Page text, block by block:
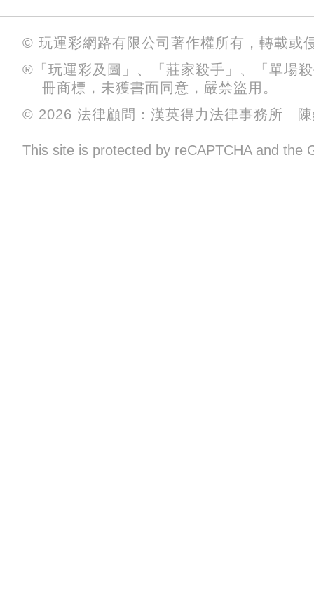
© 玩運彩網路有限公司著作權所有，轉載或
®「玩運彩及圖」、「莊家殺手」、「單場
冊商標，未獲書面同意，嚴禁盜用。
© 2026 法律顧問：漢英得力法律事務所 陳
This site is protected by reCAPTCHA and the